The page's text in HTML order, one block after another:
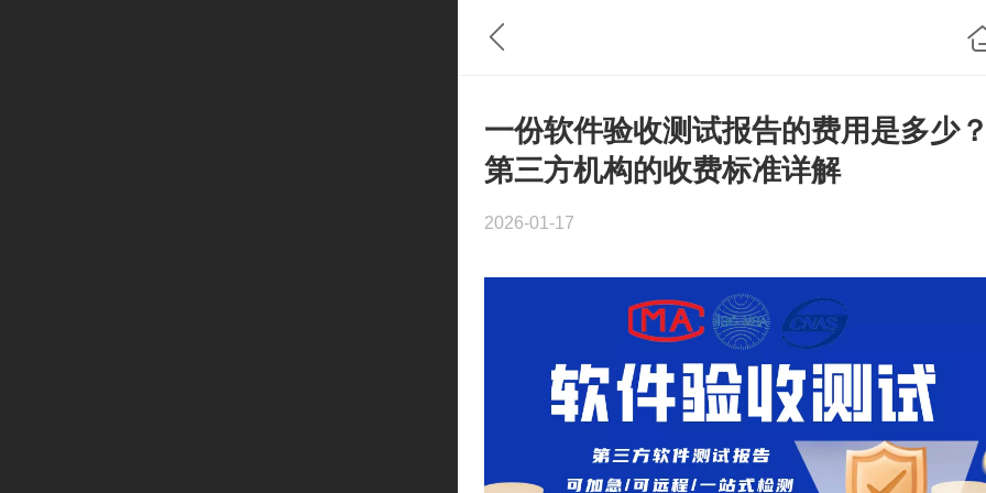
一份软件验收测试报告的费用是多少
第三方机构的收费标准详解
2026-01-17